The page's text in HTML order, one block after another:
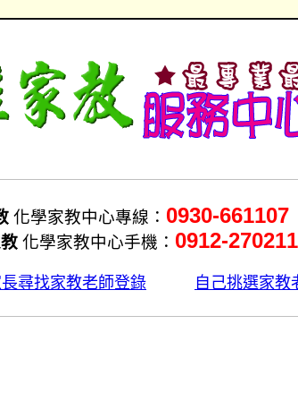
化學家教中心專線： 0930-661107
化學家教中心手機： 0912-270211
尋找家教老師登錄 自己挑選家教